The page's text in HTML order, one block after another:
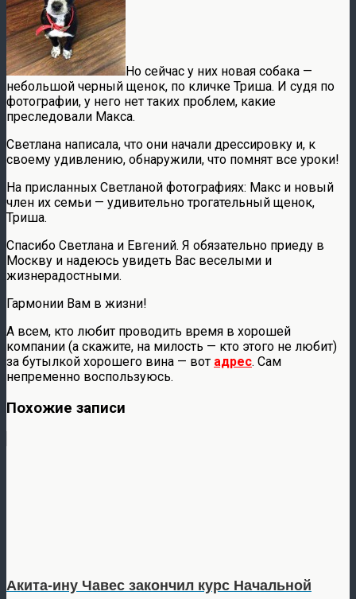
Но сейчас у них новая собака —
небольшой черный щенок, по кличке Триша. И судя по
фотографии, у него нет таких проблем, какие
преследовали Макса.
Светлана написала, что они начали дрессировку и, к
своему удивлению, обнаружили, что помнят все уроки!
На присланных Светланой фотографиях: Макс и новый
член их семьи — удивительно трогательный щенок,
Триша.
Спасибо Светлана и Евгений. Я обязательно приеду в
Москву и надеюсь увидеть Вас веселыми и
жизнерадостными.
Гармонии Вам в жизни!
А всем, кто любит проводить время в хорошей
компании (а скажите, на милость — кто этого не любит)
за бутылкой хорошего вина — вот адрес. Сам
непременно воспользуюсь.
Похожие записи
Акита-ину Чавес закончил курс Начальной